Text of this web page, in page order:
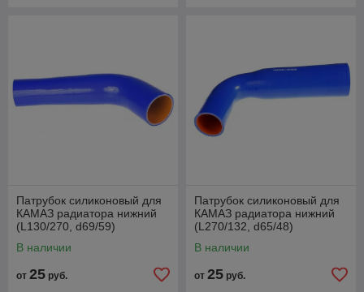
Патрубок силиконовый для
КАМАЗ радиатора нижний
(L130/270, d69/59)
В наличии
от 25 руб.
Патрубок силиконовый для
КАМАЗ радиатора нижний
(L270/132, d65/48)
В наличии
от 25 руб.